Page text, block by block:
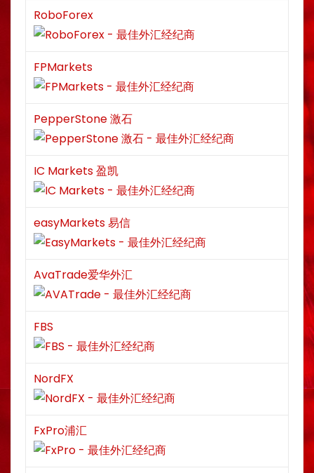
RoboForex
FPMarkets
PepperStone 激石
IC Markets 盈凯
easyMarkets 易信
AvaTrade爱华外汇
FBS
NordFX
FxPro浦汇